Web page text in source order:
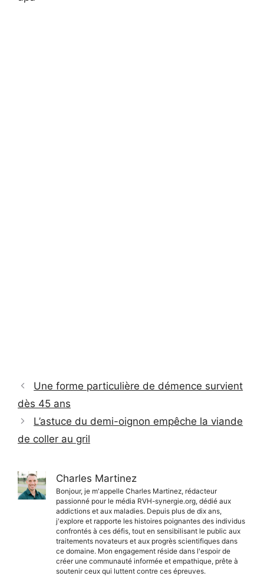
Une forme particulière de démence survient
dès 45 ans
L’astuce du demi-oignon empêche la viande
de coller au gril
Charles Martinez
Bonjour, je m'appelle Charles Martinez, rédacteur
passionné pour le média RVH-synergie.org, dédié aux
addictions et aux maladies. Depuis plus de dix ans,
j'explore et rapporte les histoires poignantes des individus
confrontés à ces défis, tout en sensibilisant le public aux
traitements novateurs et aux progrès scientifiques dans
ce domaine. Mon engagement réside dans l'espoir de
créer une communauté informée et empathique, prête à
soutenir ceux qui luttent contre ces épreuves.